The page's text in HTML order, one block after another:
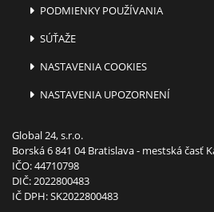
PODMIENKY POUŽÍVANIA
SÚŤAŽE
NASTAVENIA COOKIES
NASTAVENIA UPOZORNENÍ
Global 24, s.r.o.
Borská 6 841 04 Bratislava - mestská časť
IČO: 44710798
DIČ: 2022800483
IČ DPH: SK2022800483